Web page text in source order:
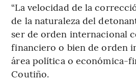
“La velocidad de la
de la naturaleza del
ser de orden internacional
financiero o bien de orden
área política o económica-
Coutiño.